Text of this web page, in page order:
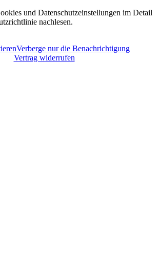
und Datenschutzeinstellungen im Detail
nachlesen.
Verberge nur die Benachrichtigung
Vertrag widerrufen